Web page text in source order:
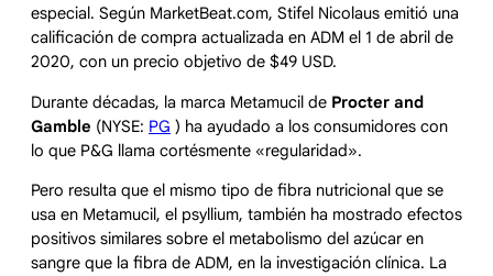
especial. Según MarketBeat.com, Stifel Nicolaus emitió una
calificación de compra actualizada en ADM el 1 de abril de
2020, con un precio objetivo de $49 USD.
Durante décadas, la marca Metamucil de Procter and
Gamble (NYSE: PG ) ha ayudado a los consumidores con
lo que P&G llama cortésmente «regularidad».
Pero resulta que el mismo tipo de fibra nutricional que se
usa en Metamucil, el psyllium, también ha mostrado efectos
positivos similares sobre el metabolismo del azúcar en
sangre que la fibra de ADM, en la investigación clínica. La